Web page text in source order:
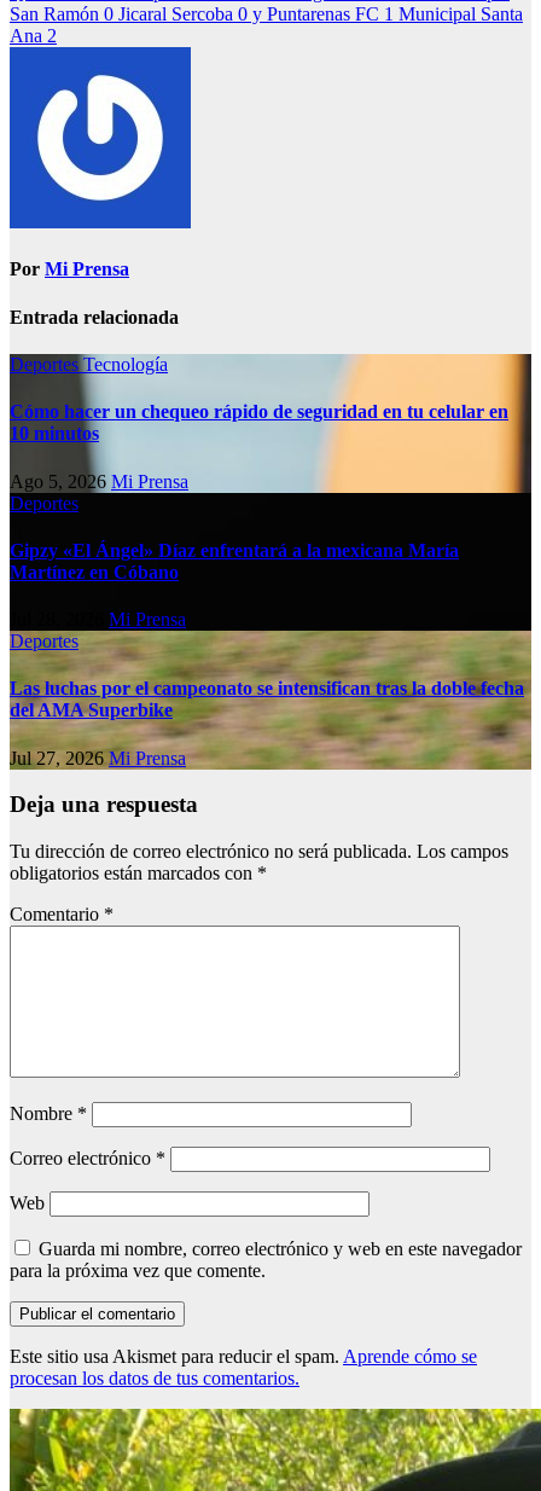
San Ramón 0 Jicaral Sercoba 0 y Puntarenas FC 1 Municipal Santa
Ana 2
Por Mi Prensa
Entrada relacionada
Deportes Tecnología
Cómo hacer un chequeo rápido de seguridad en tu celular en
10 minutos
Ago 5, 2026 Mi Prensa
Deportes
Gipzy «El Ángel» Díaz enfrentará a la mexicana María
Martínez en Cóbano
Mi Prensa
Deportes
Las luchas por el campeonato se intensifican tras la doble fecha
del AMA Superbike
Jul 27, 2026Mi Prensa
Deja una respuesta
Tu dirección de correo electrónico no será publicada. Los campos
obligatorios están marcados con *
Comentario *
Nombre *
Correo electrónico *
Web
Guarda mi nombre, correo electrónico y web en este navegador
para la próxima vez que comente.
Este sitio usa Akismet para reducir el spam. Aprende cómo se
procesan los datos de tus comentarios.